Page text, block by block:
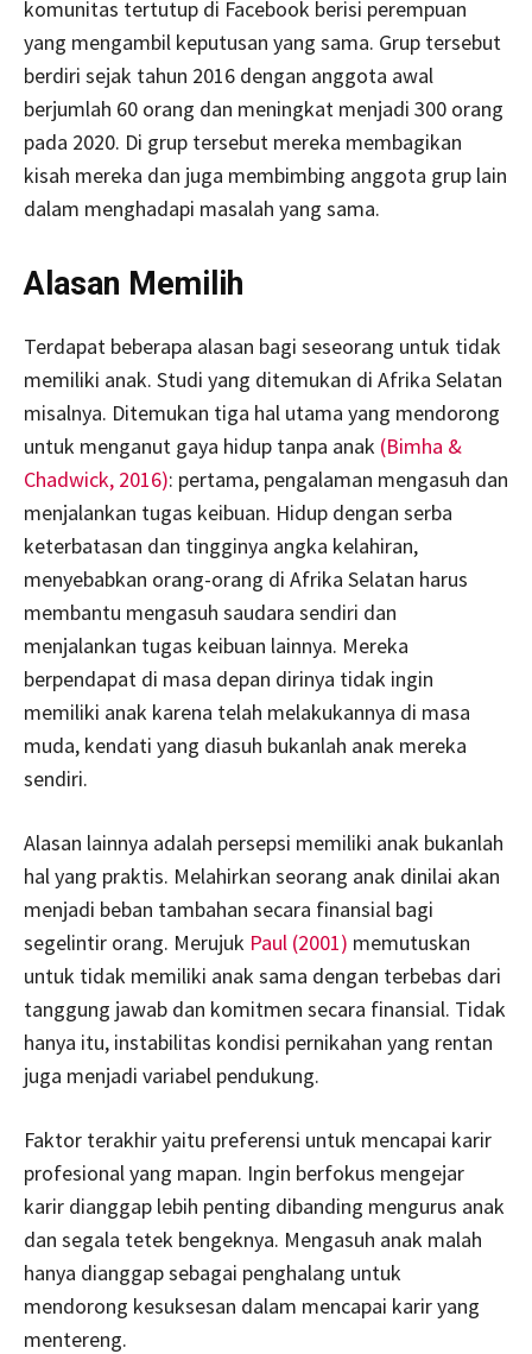
komunitas tertutup di Facebook berisi perempuan
yang mengambil keputusan yang sama. Grup tersebut
berdiri sejak tahun 2016 dengan anggota awal
berjumlah 60 orang dan meningkat menjadi 300 orang
pada 2020. Di grup tersebut mereka membagikan
kisah mereka dan juga membimbing anggota grup lain
dalam menghadapi masalah yang sama.
Alasan Memilih
Terdapat beberapa alasan bagi seseorang untuk tidak
memiliki anak. Studi yang ditemukan di Afrika Selatan
misalnya. Ditemukan tiga hal utama yang mendorong
untuk menganut gaya hidup tanpa anak (Bimha &
Chadwick, 2016): pertama, pengalaman mengasuh dan
menjalankan tugas keibuan. Hidup dengan serba
keterbatasan dan tingginya angka kelahiran,
menyebabkan orang-orang di Afrika Selatan harus
membantu mengasuh saudara sendiri dan
menjalankan tugas keibuan lainnya. Mereka
berpendapat di masa depan dirinya tidak ingin
memiliki anak karena telah melakukannya di masa
muda, kendati yang diasuh bukanlah anak mereka
sendiri.
Alasan lainnya adalah persepsi memiliki anak bukanlah
hal yang praktis. Melahirkan seorang anak dinilai akan
menjadi beban tambahan secara finansial bagi
segelintir orang. Merujuk Paul (2001) memutuskan
untuk tidak memiliki anak sama dengan terbebas dari
tanggung jawab dan komitmen secara finansial. Tidak
hanya itu, instabilitas kondisi pernikahan yang rentan
juga menjadi variabel pendukung.
Faktor terakhir yaitu preferensi untuk mencapai karir
profesional yang mapan. Ingin berfokus mengejar
karir dianggap lebih penting dibanding mengurus anak
dan segala tetek bengeknya. Mengasuh anak malah
hanya dianggap sebagai penghalang untuk
mendorong kesuksesan dalam mencapai karir yang
mentereng.